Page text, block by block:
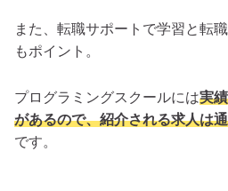
また、転職サポートで学習と転
もポイント。
プログラミングスクールには実
があるので、紹介される求人は
です。